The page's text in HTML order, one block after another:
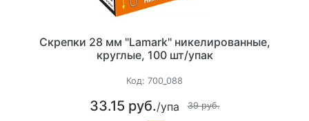
Скрепки 28 мм "Lamark" никелированные,
круглые, 100 шт/упак
Код: 700_088
33.15 руб./упа 39 руб.